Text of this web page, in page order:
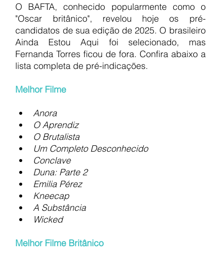
O BAFTA, conhecido popularmente como o
"Oscar britânico", revelou hoje os pré-
candidatos de sua edição de 2025. O brasileiro
Ainda Estou Aqui foi selecionado, mas
Fernanda Torres ficou de fora. Confira abaixo a
lista completa de pré-indicações.
Melhor Filme
Anora
O Aprendiz
O Brutalista
Um Completo Desconhecido
Conclave
Duna: Parte 2
Emilia Pérez
Kneecap
A Substância
Wicked
Melhor Filme Britânico